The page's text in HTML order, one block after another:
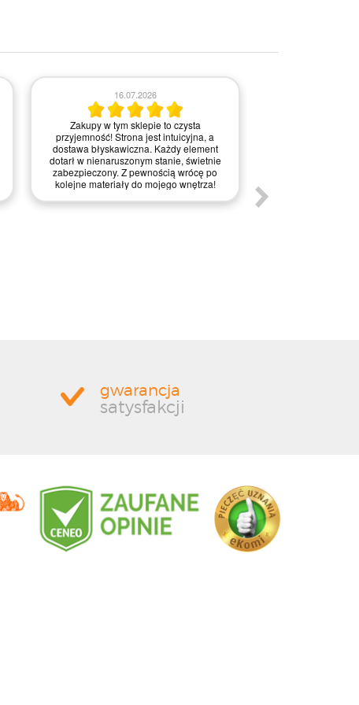
16.07.2026
Zakupy w tym sklepie to czysta
przyjemność! Strona jest intuicyjna, a
dostawa błyskawiczna. Każdy element
dotarł w nienaruszonym stanie, świetnie
zabezpieczony. Z pewnością wrócę po
kolejne materiały do mojego wnętrza!
gwarancja
satysfakcji